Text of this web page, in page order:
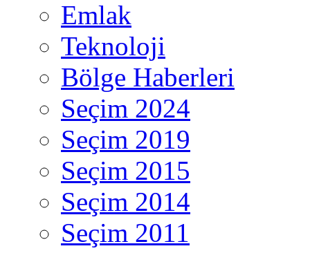
Emlak
Teknoloji
Bölge Haberleri
Seçim 2024
Seçim 2019
Seçim 2015
Seçim 2014
Seçim 2011